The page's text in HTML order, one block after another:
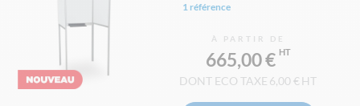
1 référence
À PARTIR DE
665,00 €
6,00 €